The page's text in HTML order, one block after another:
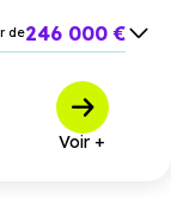
de246 000 €
de 489 000 €
Voir +